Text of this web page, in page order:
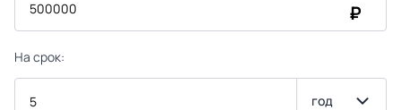
₽
На срок:
год